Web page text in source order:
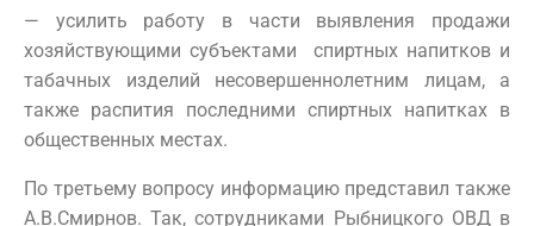
— усилить работу в части выявления продажи
хозяйствующими субъектами спиртных напитков и
табачных изделий несовершеннолетним лицам, а
также распития последними спиртных напитках в
общественных местах.
По третьему вопросу информацию представил также
А.В.Смирнов. Так, сотрудниками Рыбницкого ОВД в